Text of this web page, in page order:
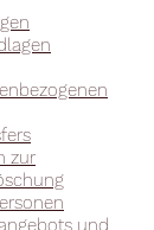
zur
und